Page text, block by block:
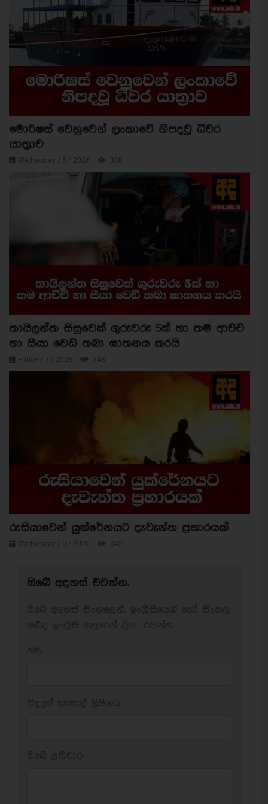
මොරිෂස් වෙනුවෙන් ලංකාවේ නිපදවූ ධීවර
යාත්‍රාව
Wednesday / 5 / 2026 380
තායිලන්ත සිසුවෙක් ගුරුවරු 5ක් හා තම ආච්චි
හා සීයා වෙඩි තබා ඝාතනය කරයි
Friday / 7 / 2026 348
රුසියාවෙන් යුක්රේනයට දැවැන්ත ප්‍රහාරයක්
Wednesday / 5 / 2026 342
ඔබේ අදහස් එවන්න.